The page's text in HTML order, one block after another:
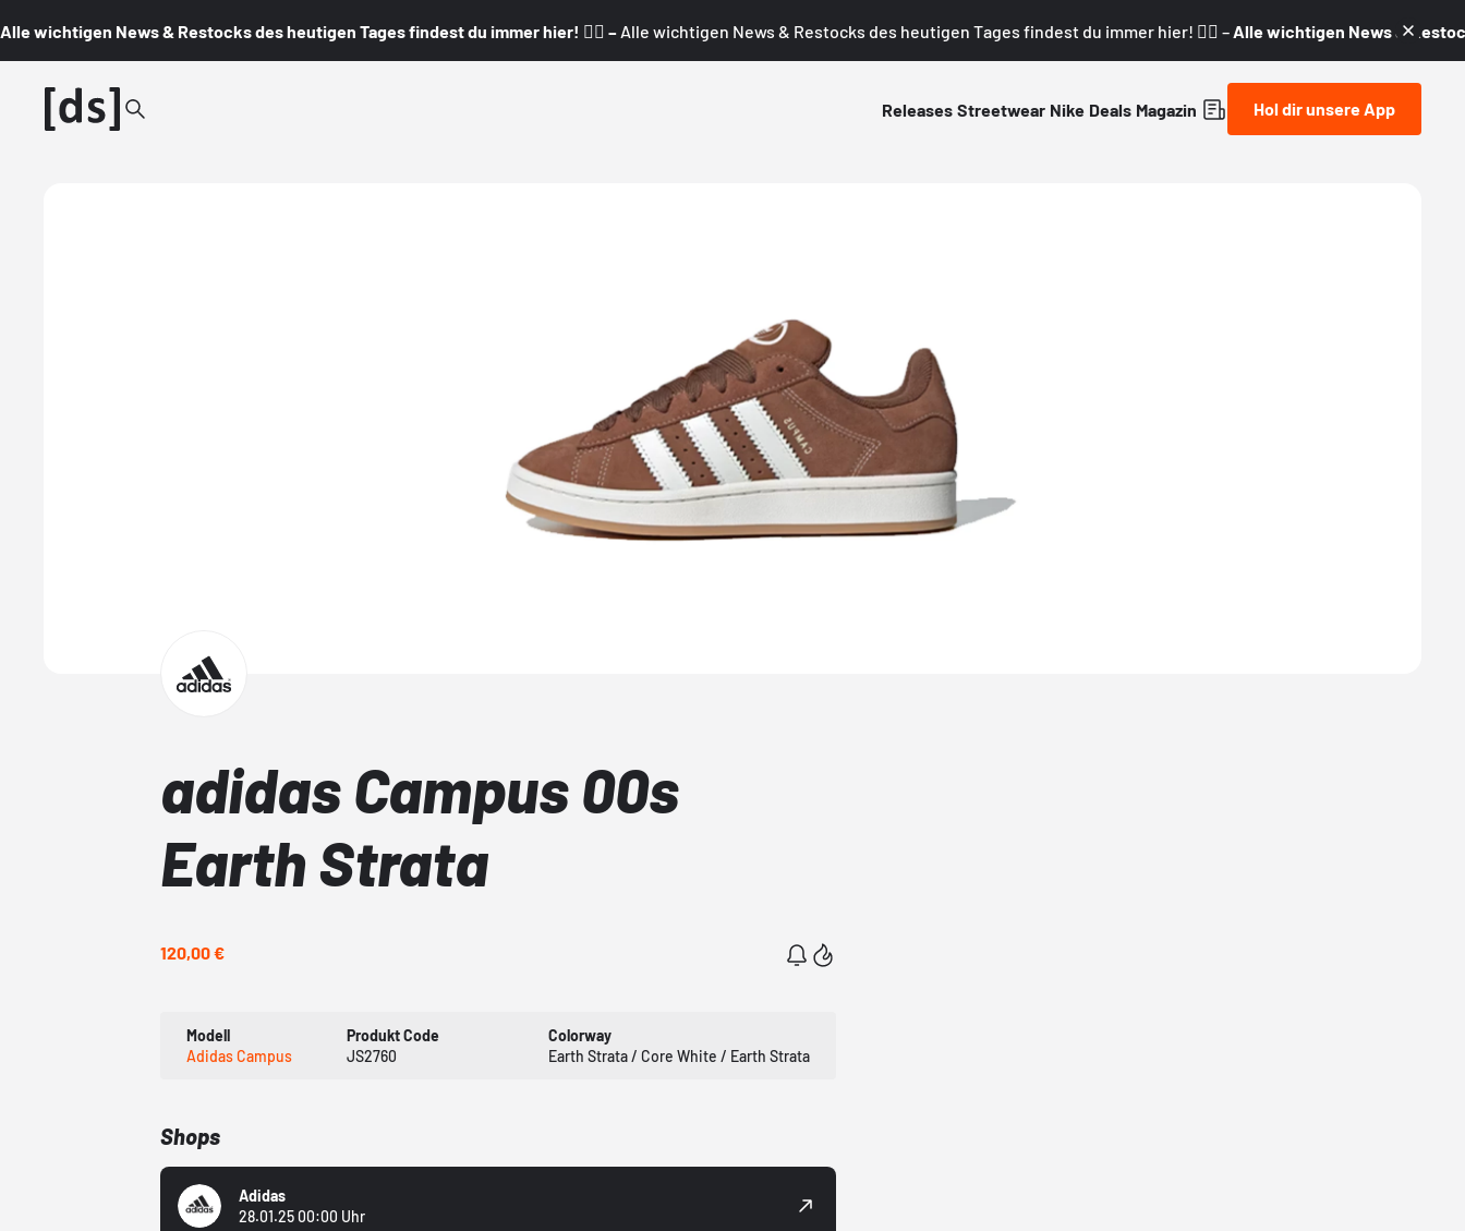
Alle wichtigen News & Restocks des heutigen Tages findest du immer hier! 👇🏼 – Alle wichtigen News & Restocks des heutigen Tages findest du immer hier! 👇🏼 – Alle wichtigen News &
Releases Streetwear Nike Deals Magazin Hol dir unsere App
adidas Campus 00s
Earth Strata
120,00 €
Modell
Adidas Campus
Produkt Code
JS2760
Colorway
Earth Strata / Core White / Earth Strata
Shops
Adidas
28.01.25 00:00 Uhr